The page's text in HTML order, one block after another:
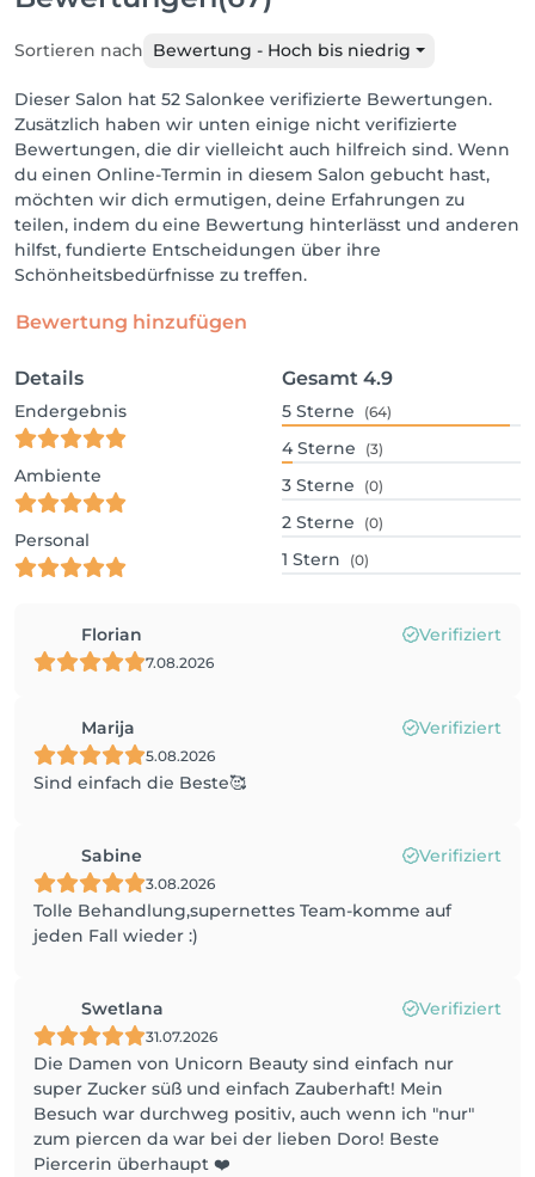
Sortieren nach Bewertung - Hoch bis niedrig
Dieser Salon hat 52 Salonkee verifizierte Bewertungen.
Zusätzlich haben wir unten einige nicht verifizierte
Bewertungen, die dir vielleicht auch hilfreich sind. Wenn
du einen Online-Termin in diesem Salon gebucht hast,
möchten wir dich ermutigen, deine Erfahrungen zu
teilen, indem du eine Bewertung hinterlässt und anderen
hilfst, fundierte Entscheidungen über ihre
Schönheitsbedürfnisse zu treffen.
Bewertung hinzufügen
Details
Endergebnis
Ambiente
Personal
Gesamt 4.9
5 Sterne (64)
4 Sterne (3)
3 Sterne (0)
2 Sterne (0)
1 Stern (0)
Florian Verifiziert
7.08.2026
Marija Verifiziert
5.08.2026
Sind einfach die Beste🥰
Sabine Verifiziert
3.08.2026
Tolle Behandlung,supernettes Team-komme auf
jeden Fall wieder :)
Swetlana Verifiziert
31.07.2026
Die Damen von Unicorn Beauty sind einfach nur
super Zucker süß und einfach Zauberhaft! Mein
Besuch war durchweg positiv, auch wenn ich "nur"
zum piercen da war bei der lieben Doro! Beste
Piercerin überhaupt ❤️